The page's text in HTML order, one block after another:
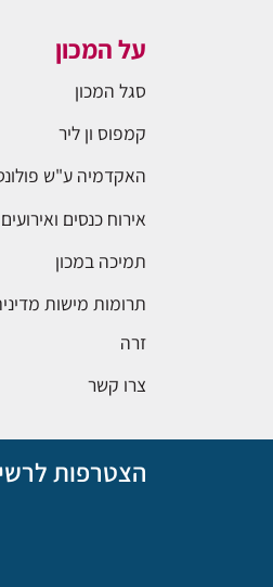
על המכון
סגל המכון
קמפוס ון ליר
האקדמיה ע"ש
אירוח כנסים ואירועים
תמיכה במכון
תרומות מישות
זרה
צרו קשר
הצטרפות